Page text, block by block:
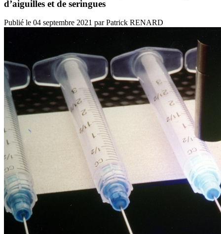
d’aiguilles et de seringues
Publié le 04 septembre 2021 parPatrick RENARD